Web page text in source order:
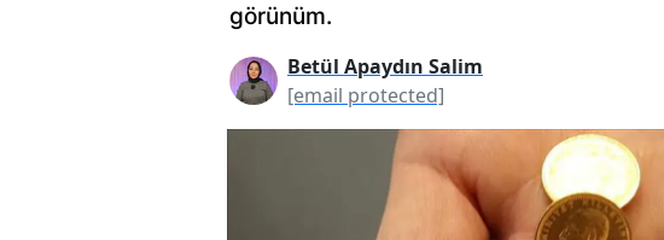
görünüm.
Betül Apaydın Salim
[email protected]